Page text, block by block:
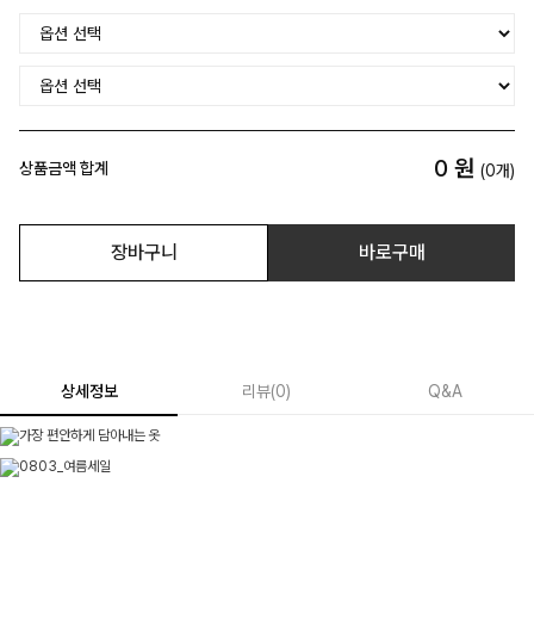
상품금액 합계 0 원 (0개)
장바구니 바로구매
상세정보 리뷰(0) Q&A